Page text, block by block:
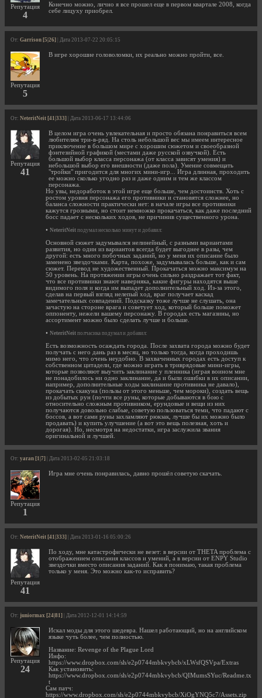
Репутация
4
Конечно можно, лично я все прошел еще в первом квартале 2008, когда
себе лицуху приобрел.
От: Garrison [5|26] | Дата 2013-07-22 20:05:15
Репутация
5
В игре хорошие головоломки, их реально можно пройти, все.
От: NeteritNeit [41|333] | Дата 2013-06-17 13:44:06
Репутация
41
В целом игра очень увлекательная и просто обязана понравиться всем
любителям три-в-ряд. На столь небольшой вес мы имеем интересное
приключение в большом мире с хорошим сюжетом и своеобразной
фэнтезийной графикой (местами даже русской озвучкой). Есть
большой выбор класса персонажа (от класса зависят умения) и
небольшой выбор его внешности (даже пола). Умение совмещать
"тройки" пригодится для многих мини-игр... Игра длинная, проходить
ее можно сколько угодно раз и даже одним и тем же классом
персонажа.
Но увы, недоработок в этой игре еще больше, чем достоинств. Хоть с
ростом уровня персонажа его противники и становятся сложнее, но
баланса сложности практически нет: в начале игры все противники
кажутся грозными, но стоит немножко прокачаться, как даже последний
босс падает с нескольких ходов, не причинив существенного урона.
• NeteritNeit подумал несколько минут и добавил:
Основной сюжет задумывался нелинейный, с разными вариантами
развития, но один из вариантов всегда будет выгоднее в разы, чем
другой: есть много побочных заданий, но у меня их описание было
заменено звездочками. Карта, похоже, задумывалась больше, как и сам
сюжет. Перевод не художественный. Прокачаться можно максимум на
50 уровень. На протяжении игры очень сильно раздражает тот факт,
что все противники знают наверняка, какие фигуры находятся выше
видимого поля и когда им выпадет дополнительный ход. Из-за этого,
сделав на первый взгляд нелепый ход, враг получает каскад
замечательных совпадений. Подсказку тоже лучше не слушать, она
зачастую на стороне врага и советует ход, который больше поможет
оппоненту, нежели вашему персонажу. В городах есть магазины, но
ассортимент можно было сделать лучше и больше.
• NeteritNeit полчасика подумал и добавил:
Есть возможность осаждать города. После захвата города можно будет
получать с него дань раз в месяц, но только тогда, когда проходишь
мимо него, что очень неудобно. В захваченных городах есть доступ к
собственном цитадели, где можно играть в триврядовые мини-игры,
которые позволяют выучить заклинание у пленника (играя воином мне
не понадобилось ни одно заклинание, да и были ошибки в их описании,
например, дополнительные ходы заклинание противника не давало),
прокачать скакуна (пользы от этого меньше, чем мороки), создать вещь
из добытых рун (почти все руны, которые добываются в бою с
относительно сложным противником, ерундовые и вещи из них
получаются довольно слабые, советую пользоваться теми, что падают с
боссов, а вот сами руны захламляют рюкзак, лучше бы их можно было
продавать) и купить улучшение (а вот это вещь полезная, хоть и
дорогая). Но, несмотря на недостатки, игра заслужила звания
оригинальной и лучшей.
От: yaran [1|7] | Дата 2013-02-05 21:03:18
Репутация
1
Игра мне очень понравилась, давно прошёл советую скачать.
От: NeteritNeit [41|333] | Дата 2013-01-16 05:00:26
Репутация
41
По ходу, мне катастрофически не везет: в версии от THETA проблема с
отображением описания классов и умений, а в версии от ENPY Studio
звездочки вместо описания заданий. Как я понимаю, такая проблема
только у меня. Это можно как-то исправить?
От: juniormax [24|81] | Дата 2012-12-01 14:14:59
Репутация
24
Искал моды для этого шедевра. Нашел работающий, но на английском
языке чуть более, чем полностью.
Название: Revenge of the Plague Lord
Инфо:
https://www.dropbox.com/sh/e2p0744mbkvybcb/xLWsfQSVpa/Extras
Как установить:
https://www.dropbox.com/sh/e2p0744mbkvybcb/QIMumsSYuc/Readme.tx
t
Сам патч:
https://www.dropbox.com/sh/e2p0744mbkvybcb/XiOgYNQ5c7/Assets.zip